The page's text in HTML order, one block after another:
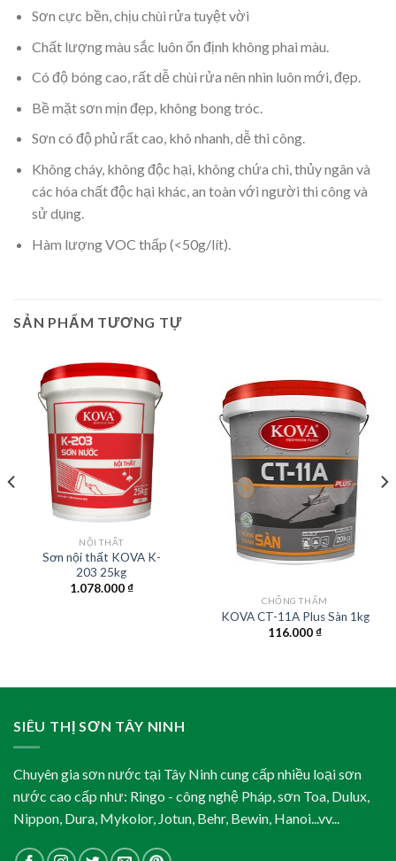
Sơn cực bền, chịu chùi rửa tuyệt vời
Chất lượng màu sắc luôn ổn định không phai màu.
Có độ bóng cao, rất dễ chùi rửa nên nhìn luôn mới, đẹp.
Bề mặt sơn mịn đẹp, không bong tróc.
Sơn có độ phủ rất cao, khô nhanh, dễ thi công.
Không cháy, không độc hại, không chứa chì, thủy ngân và
các hóa chất độc hại khác, an toàn với người thi công và
sử dụng.
Hàm lượng VOC thấp (<50g/lít).
SẢN PHẨM TƯƠNG TỰ
NỘI THẤT
Sơn nội thất KOVA K-
203 25kg
1.078.000₫
CHỐNG THẤM
KOVA CT-11A Plus Sàn 1kg
116.000₫
SIÊU THỊ SƠN TÂY NINH
Chuyên gia sơn nước tại Tây Ninh cung cấp nhiều loại sơn
nước cao cấp như: Ringo - công nghệ Pháp, sơn Toa, Dulux,
Nippon, Dura, Mykolor, Jotun, Behr, Bewin, Hanoi...vv...